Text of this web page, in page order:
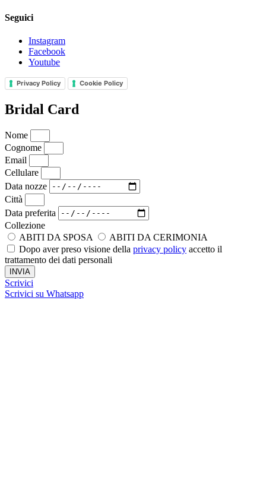
Seguici
Instagram
Facebook
Youtube
Privacy Policy Cookie Policy
Bridal Card ​
Nome
Cognome
Email
Cellulare
Data nozze
Città
Data preferita
Collezione
ABITI DA SPOSA
ABITI DA CERIMONIA
Dopo aver preso visione della privacy policy accetto il
trattamento dei dati personali
INVIA
Scrivici
Scrivici su Whatsapp